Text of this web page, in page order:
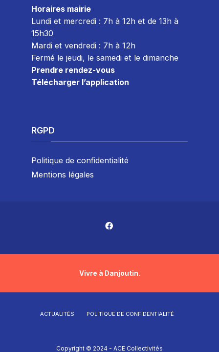
Horaires mairie
Lundi et mercredi : 7h à 12h et de 13h à
15h30
Mardi et vendredi : 7h à 12h
Fermé le jeudi, le samedi et le dimanche
Prendre rendez-vous
Télécharger l’application
RGPD
Politique de confidentialité
Mentions légales
Vivre à Danjoutin.
ACTUALITÉS POLITIQUE DE CONFIDENTIALITÉ
Copyright © 2024 - ACE Collectivités